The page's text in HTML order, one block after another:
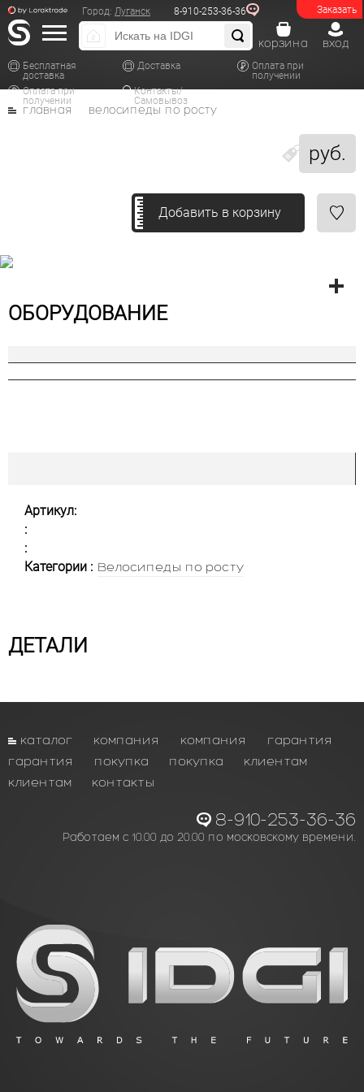
Заказать
Город: Луганск 8-910-253-36-36
Бесплатная
доставка
Доставка
Оплата при
получении
Оплата при
получении
Контакты/
Самовывоз
вход
корзина
руб.
главная велосипеды по росту
Добавить в корзину
ОБОРУДОВАНИЕ
Артикул:
:
:
Категории : Велосипеды по росту
ДЕТАЛИ
каталог компания компания
гарантия
гарантия
покупка покупка
клиентам
клиентам
контакты
8-910-253-36-36
Работаем с 10.00 до 20.00 по московскому времени.